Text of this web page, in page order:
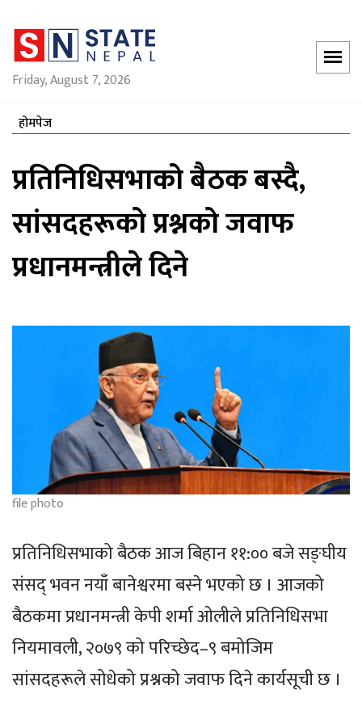
Friday, August 7, 2026
होमपेज
प्रतिनिधिसभाको बैठक बस्दै,
सांसदहरूको प्रश्नको जवाफ
प्रधानमन्त्रीले दिने
file photo
प्रतिनिधिसभाको बैठक आज बिहान ११:०० बजे सङ्घीय
संसद् भवन नयाँ बानेश्वरमा बस्ने भएको छ । आजको
बैठकमा प्रधानमन्त्री केपी शर्मा ओलीले प्रतिनिधिसभा
नियमावली, २०७९ को परिच्छेद–९ बमोजिम
सांसदहरूले सोधेको प्रश्नको जवाफ दिने कार्यसूची छ ।